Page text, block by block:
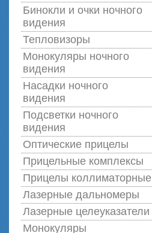
Бинокли и очки ночного
видения
Тепловизоры
Монокуляры ночного
видения
Насадки ночного
видения
Подсветки ночного
видения
Оптические прицелы
Прицельные комплексы
Прицелы коллиматорные
Лазерные дальномеры
Лазерные целеуказатели
Монокуляры